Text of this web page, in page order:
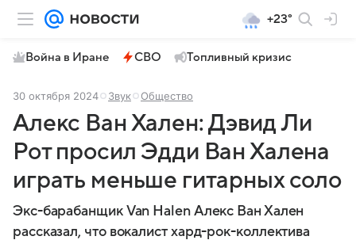
+23°
Война в Иране СВО Топливный кризис
30 октября 2024 Звук Общество
Алекс Ван Хален: Дэвид Ли
Рот просил Эдди Ван Халена
играть меньше гитарных соло
Экс-барабанщик Van Halen Алекс Ван Хален
рассказал, что вокалист хард-рок-коллектива